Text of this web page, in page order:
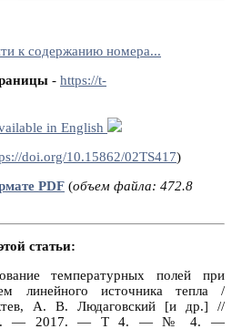
к содержанию номера...
- https://t-
in English
doi.org/10.15862/02TS417)
PDF (объем файла: 472.8
статьи:
температурных полей при
линейного источника тепла /
А. В. Людаговский [и др.] //
— 2017. — Т 4. — № 4. —